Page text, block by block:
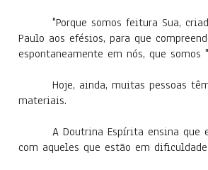
"Porque somos feitura Sua,
Paulo aos efésios, para que
espontaneamente em nós, que
Hoje, ainda, muitas pessoas
materiais.
A Doutrina Espírita ensina que
com aqueles que estão em